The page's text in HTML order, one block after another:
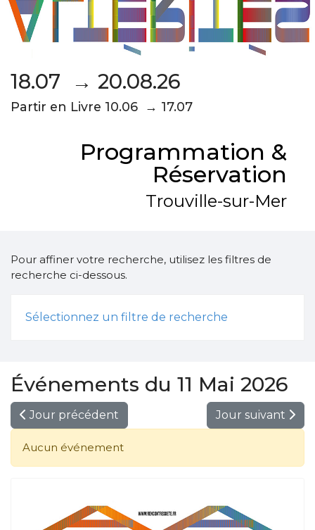
18.07 → 20.08.26
Partir en Livre 10.06 → 17.07
Programmation &
Réservation
Trouville-sur-Mer
Pour affiner votre recherche, utilisez les filtres de
recherche ci-dessous.
Sélectionnez un filtre de recherche
Événements du 11 Mai 2026
Jour précédent Jour suivant
Aucun événement